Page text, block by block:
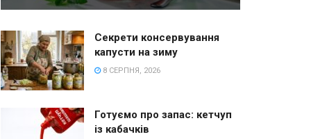
Секрети консервування
капусти на зиму
8 СЕРПНЯ, 2026
Готуємо про запас: кетчуп
із кабачків